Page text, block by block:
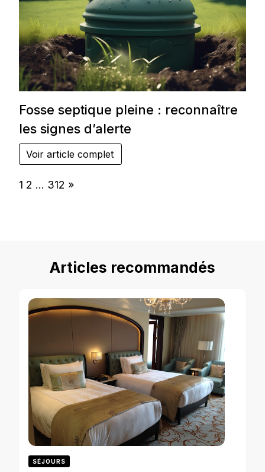
Fosse septique pleine : reconnaître
les signes d’alerte
Voir article complet
Page:
1 2 … 312 Next
»
Articles recommandés
SÉJOURS